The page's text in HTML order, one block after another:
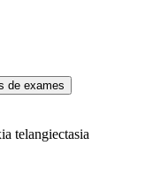
de exames
telangiectasia